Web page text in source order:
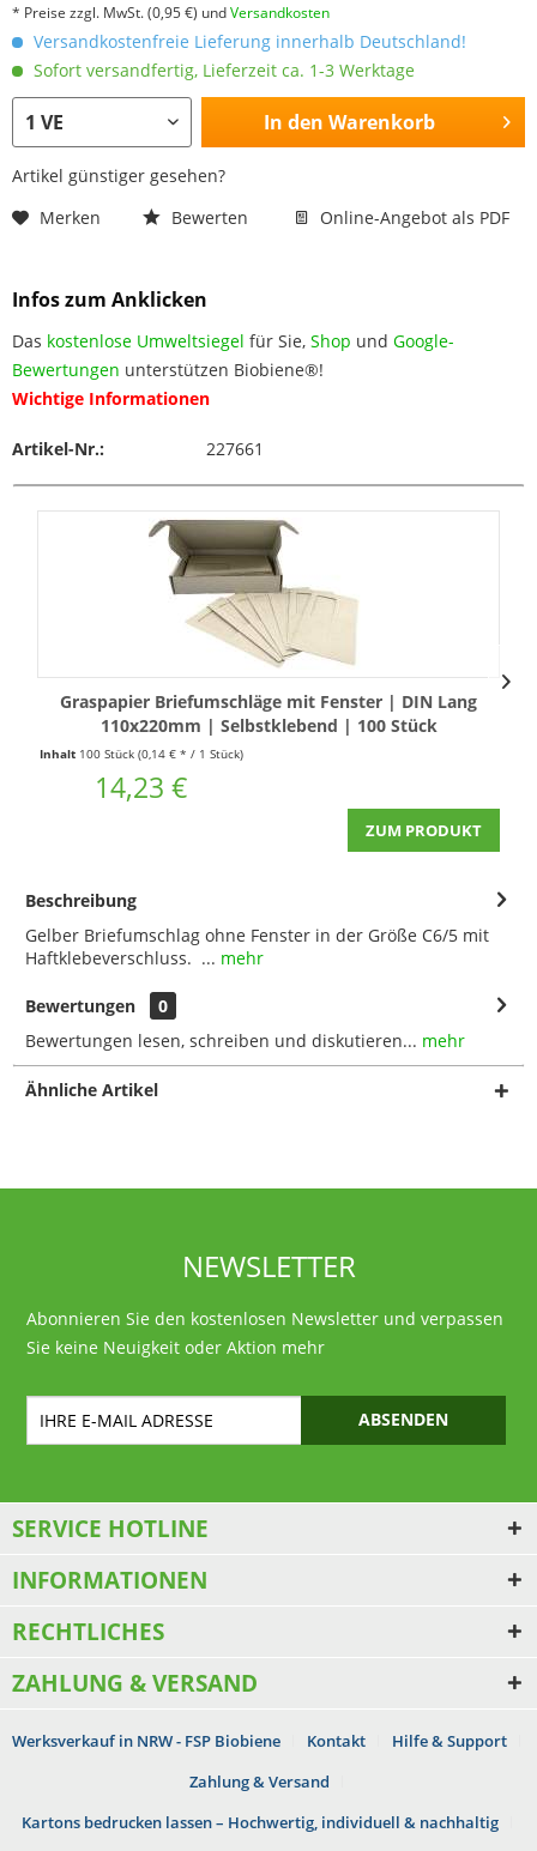
* Preise zzgl. MwSt.(0,95 €) undVersandkosten
Versandkostenfreie Lieferung innerhalb Deutschland!
Sofort versandfertig, Lieferzeit ca. 1-3 Werktage
In den Warenkorb
Artikel günstiger gesehen?
Merken
Bewerten Online-Angebot als PDF
Infos zum Anklicken
Das kostenlose Umweltsiegel für Sie, Shop und Google-
Bewertungen unterstützen Biobiene®!
Wichtige Informationen
Artikel-Nr.: 227661
Graspapier Briefumschläge mit Fenster | DIN Lang
110x220mm | Selbstklebend | 100 Stück
Inhalt 100 Stück (0,14 € * / 1 Stück)
14,23 €
ZUM PRODUKT
Beschreibung
Gelber Briefumschlag ohne Fenster in der Größe C6/5 mit
Haftklebeverschluss. ... mehr
Bewertungen
0
Bewertungen lesen, schreiben und diskutieren... mehr
Ähnliche Artikel
NEWSLETTER
Abonnieren Sie den kostenlosen Newsletter und verpassen
Sie keine Neuigkeit oder Aktion mehr
ABSENDEN
SERVICE HOTLINE
INFORMATIONEN
RECHTLICHES
ZAHLUNG & VERSAND
Werksverkauf in NRW - FSP Biobiene Kontakt
Hilfe & Support
Zahlung & Versand
Kartons bedrucken lassen – Hochwertig, individuell & nachhaltig